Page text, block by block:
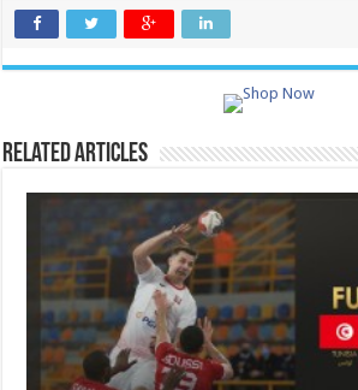
Related Articles